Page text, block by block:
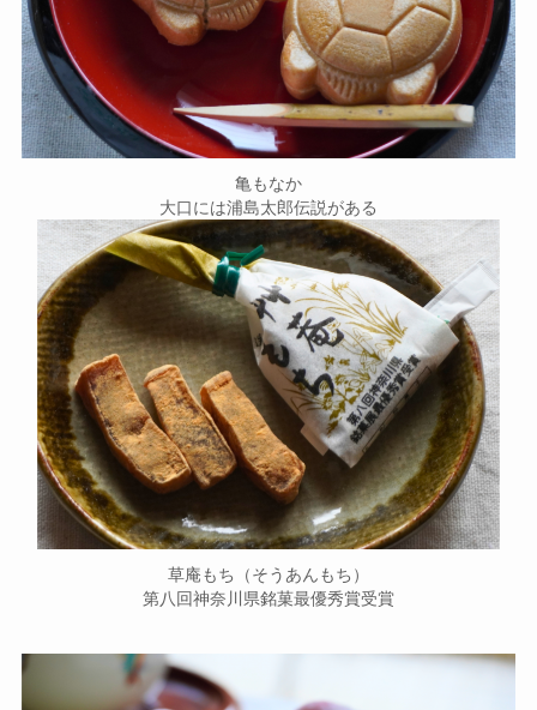
亀もなか
大口には浦島太郎伝説がある
草庵もち（そうあんもち）
第八回神奈川県銘菓最優秀賞受賞